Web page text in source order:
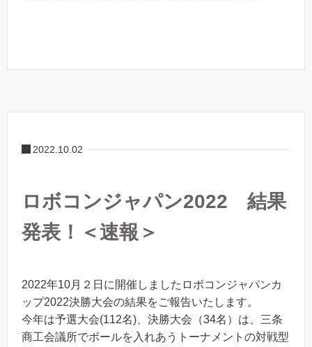
2022.10.02
ロボコンジャパン2022 結果
発表！＜速報＞
2022年10月２日に開催しましたロボコンジャパンカ
ップ2022決勝大会の結果をご報告いたします。
今年は予選大会(112名)、決勝大会（34名）は、三条
商工会議所でボールを入れあうトーナメントの対戦型